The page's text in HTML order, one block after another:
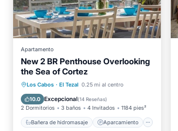
Apartamento
New 2 BR Penthouse Overlooking
the Sea of Cortez
Los Cabos · El Tezal 0.25 mi al centro
10.0 Excepcional(14 Reseñas)
2 Dormitorios 3 baños 4 Invitados 1184 pies²
Bañera de hidromasaje Aparcamiento
Bañera de hidromasaje
Aparcamiento
Piscina
Vista al mar